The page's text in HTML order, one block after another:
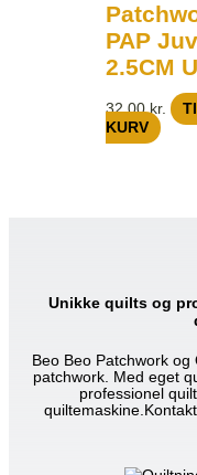
PAP
2.5CM
32,00kr.
KURV
Unikke quilts og
Beo Beo Patchwork
patchwork. Med eget
professionel